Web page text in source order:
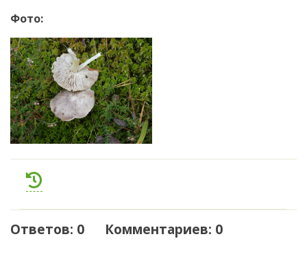
Фото:
Ответов: 0 Комментариев: 0